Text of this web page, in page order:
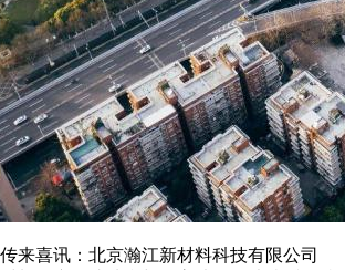
来喜讯：北京瀚江新材料科技有限公司